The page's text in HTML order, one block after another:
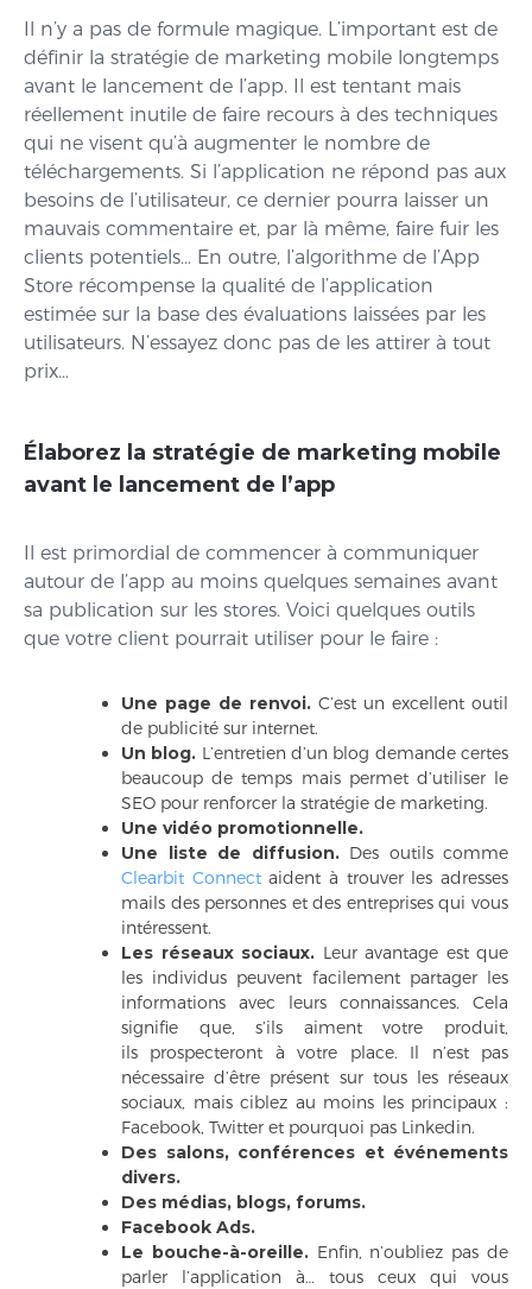
Il n’y a pas de formule magique. L’important est de
définir la stratégie de marketing mobile longtemps
avant le lancement de l’app. Il est tentant mais
réellement inutile de faire recours à des techniques
qui ne visent qu’à augmenter le nombre de
téléchargements. Si l’application ne répond pas aux
besoins de l’utilisateur, ce dernier pourra laisser un
mauvais commentaire et, par là même, faire fuir les
clients potentiels… En outre, l’algorithme de l’App
Store récompense la qualité de l’application
estimée sur la base des évaluations laissées par les
utilisateurs. N’essayez donc pas de les attirer à tout
prix…
Élaborez la stratégie de marketing mobile
avant le lancement de l’app
Il est primordial de commencer à communiquer
autour de l’app au moins quelques semaines avant
sa publication sur les stores. Voici quelques outils
que votre client pourrait utiliser pour le faire :
Une page de renvoi. C’est un excellent outil
de publicité sur internet.
Un blog. L’entretien d’un blog demande certes
beaucoup de temps mais permet d’utiliser le
SEO pour renforcer la stratégie de marketing.
Une vidéo promotionnelle.
Une liste de diffusion.Des outils comme
Clearbit Connectaident à trouver les adresses
mails des personnes et des entreprises qui vous
intéressent.
Les réseaux sociaux. Leur avantage est que
les individus peuvent facilement partager les
informations avec leurs connaissances. Cela
signifie que, s’ils aiment votre produit,
ils prospecteront à votre place. Il n’est pas
nécessaire d’être présent sur tous les réseaux
sociaux, mais ciblez au moins les principaux :
Facebook, Twitter et pourquoi pas Linkedin.
Des salons, conférences et événements
divers.
Des médias, blogs, forums.
Facebook Ads.
Le bouche-à-oreille.Enfin, n’oubliez pas de
parler l’application à… tous ceux qui vous